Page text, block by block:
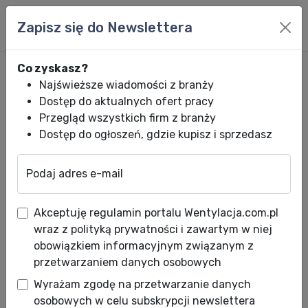
Kolejny przystanek na trasie
seminariów VENTUS
Platinium!
Data publikacji: 21.05.2025
Zapisz się do Newslettera
Co zyskasz?
Najświeższe wiadomości z branży
Dostęp do aktualnych ofert pracy
Przegląd wszystkich firm z branży
Dostęp do ogłoszeń, gdzie kupisz i sprzedasz
Podaj adres e-mail
Akceptuję regulamin portalu Wentylacja.com.pl
wraz z polityką prywatności i zawartym w niej
obowiązkiem informacyjnym związanym z
przetwarzaniem danych osobowych
Wyrażam zgodę na przetwarzanie danych
osobowych w celu subskrypcji newslettera